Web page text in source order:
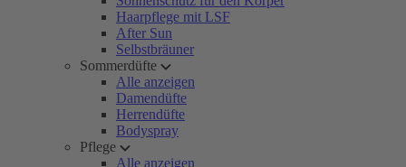
Haarpflege mit LSF
After Sun
Selbstbräuner
Sommerdüfte
Alle anzeigen
Damendüfte
Herrendüfte
Bodyspray
Pflege
Alle anzeigen